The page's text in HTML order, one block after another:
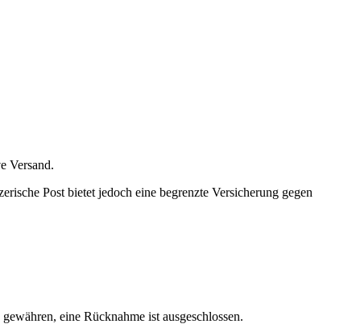
Versand.
Post bietet jedoch eine begrenzte Versicherung gegen
eine Rücknahme ist ausgeschlossen.